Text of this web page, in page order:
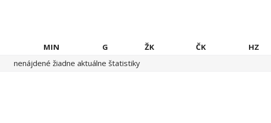
MIN G ŽK ČK
HZ
nenájdené žiadne aktuálne štatistiky